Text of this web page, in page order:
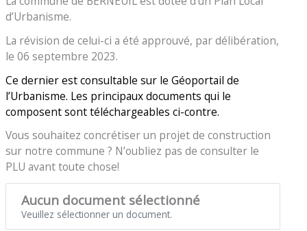
d’Urbanisme.
La révision de celui-ci a été approuvé, par délibération,
le 06 septembre 2023.
Ce dernier est consultable sur le Géoportail de
l’Urbanisme. Les principaux documents qui le
composent sont téléchargeables ci-contre.
Vous souhaitez concrétiser un projet de construction
sur notre commune ? N’oubliez pas de consulter le
PLU avant toute chose!
Aucun document sélectionné
Veuillez sélectionner un document.